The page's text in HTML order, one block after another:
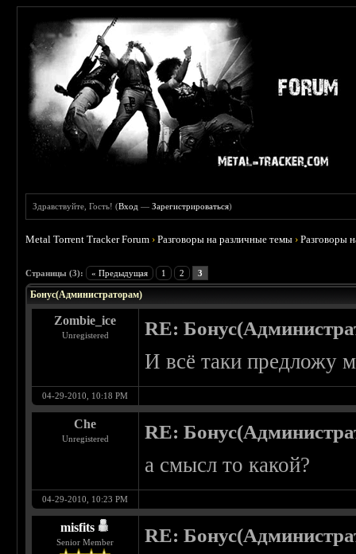
Здравствуйте, Гость! (Вход —Зарегистрироваться)
Metal Torrent Tracker Forum ›Разговоры на различные темы ›Разговоры
Страницы (3): « Предыдущая 1 2 3
Бонус(Администраторам)
Zombie_ice
Unregistered RE:
И всё таки предложу
04-29-2010, 10:18 PM
Che
Unregistered RE:
а смысл то какой?
04-29-2010, 10:23 PM
misfits
Senior Member RE: